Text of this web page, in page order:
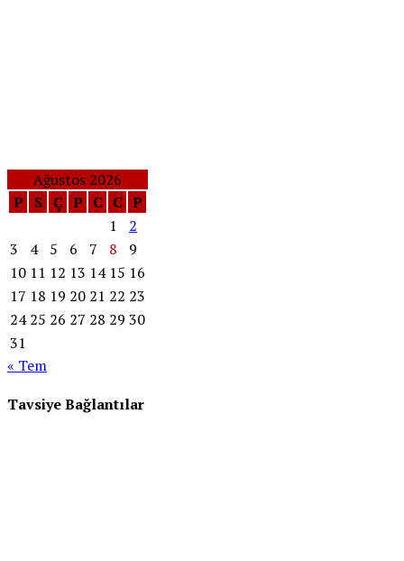
Ağustos 2026
P
S Ç P C C P
1
2
3
4 5 6 7 8
9
10 11 12 13 14 15 16
17 18 19 20 21 22 23
24 25 26 27 28 29 30
31
« Tem
Tavsiye Bağlantılar